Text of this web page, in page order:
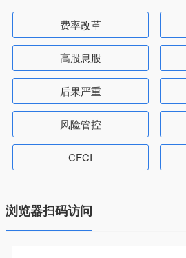
费率改革
高股息股
后果严重
风险管控
CFCI
浏览器扫码访问